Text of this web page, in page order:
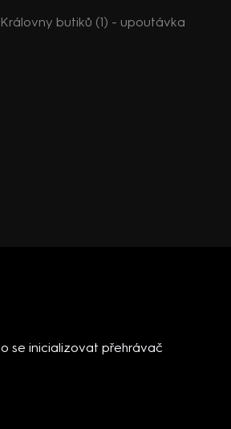
Královny butiků (1) - upoutávka
se inicializovat přehrávač